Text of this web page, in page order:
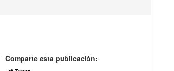
Comparte esta publicación: